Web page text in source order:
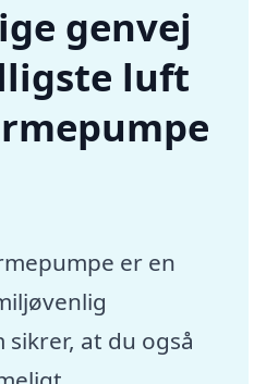
genvej
luft
er en
at du også